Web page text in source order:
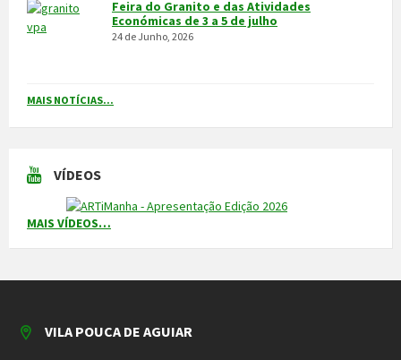
Feira do Granito e das Atividades
Económicas de 3 a 5 de julho
24 de Junho, 2026
MAIS NOTÍCIAS...
VÍDEOS
MAIS VÍDEOS…
VILA POUCA DE AGUIAR